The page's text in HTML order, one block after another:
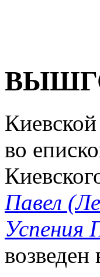
во
Павел
Успения
возведен